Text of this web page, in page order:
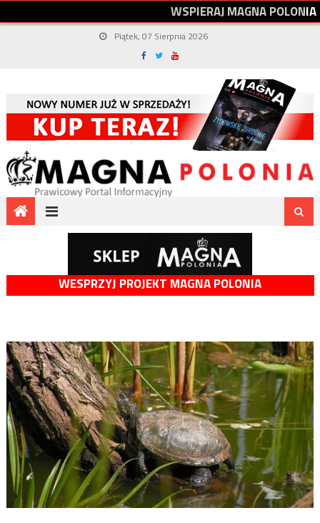
WSPIERAJMAGNAPOLONIA
Piątek, 07 Sierpnia 2026
WESPRZYJ PROJEKT MAGNA POLONIA